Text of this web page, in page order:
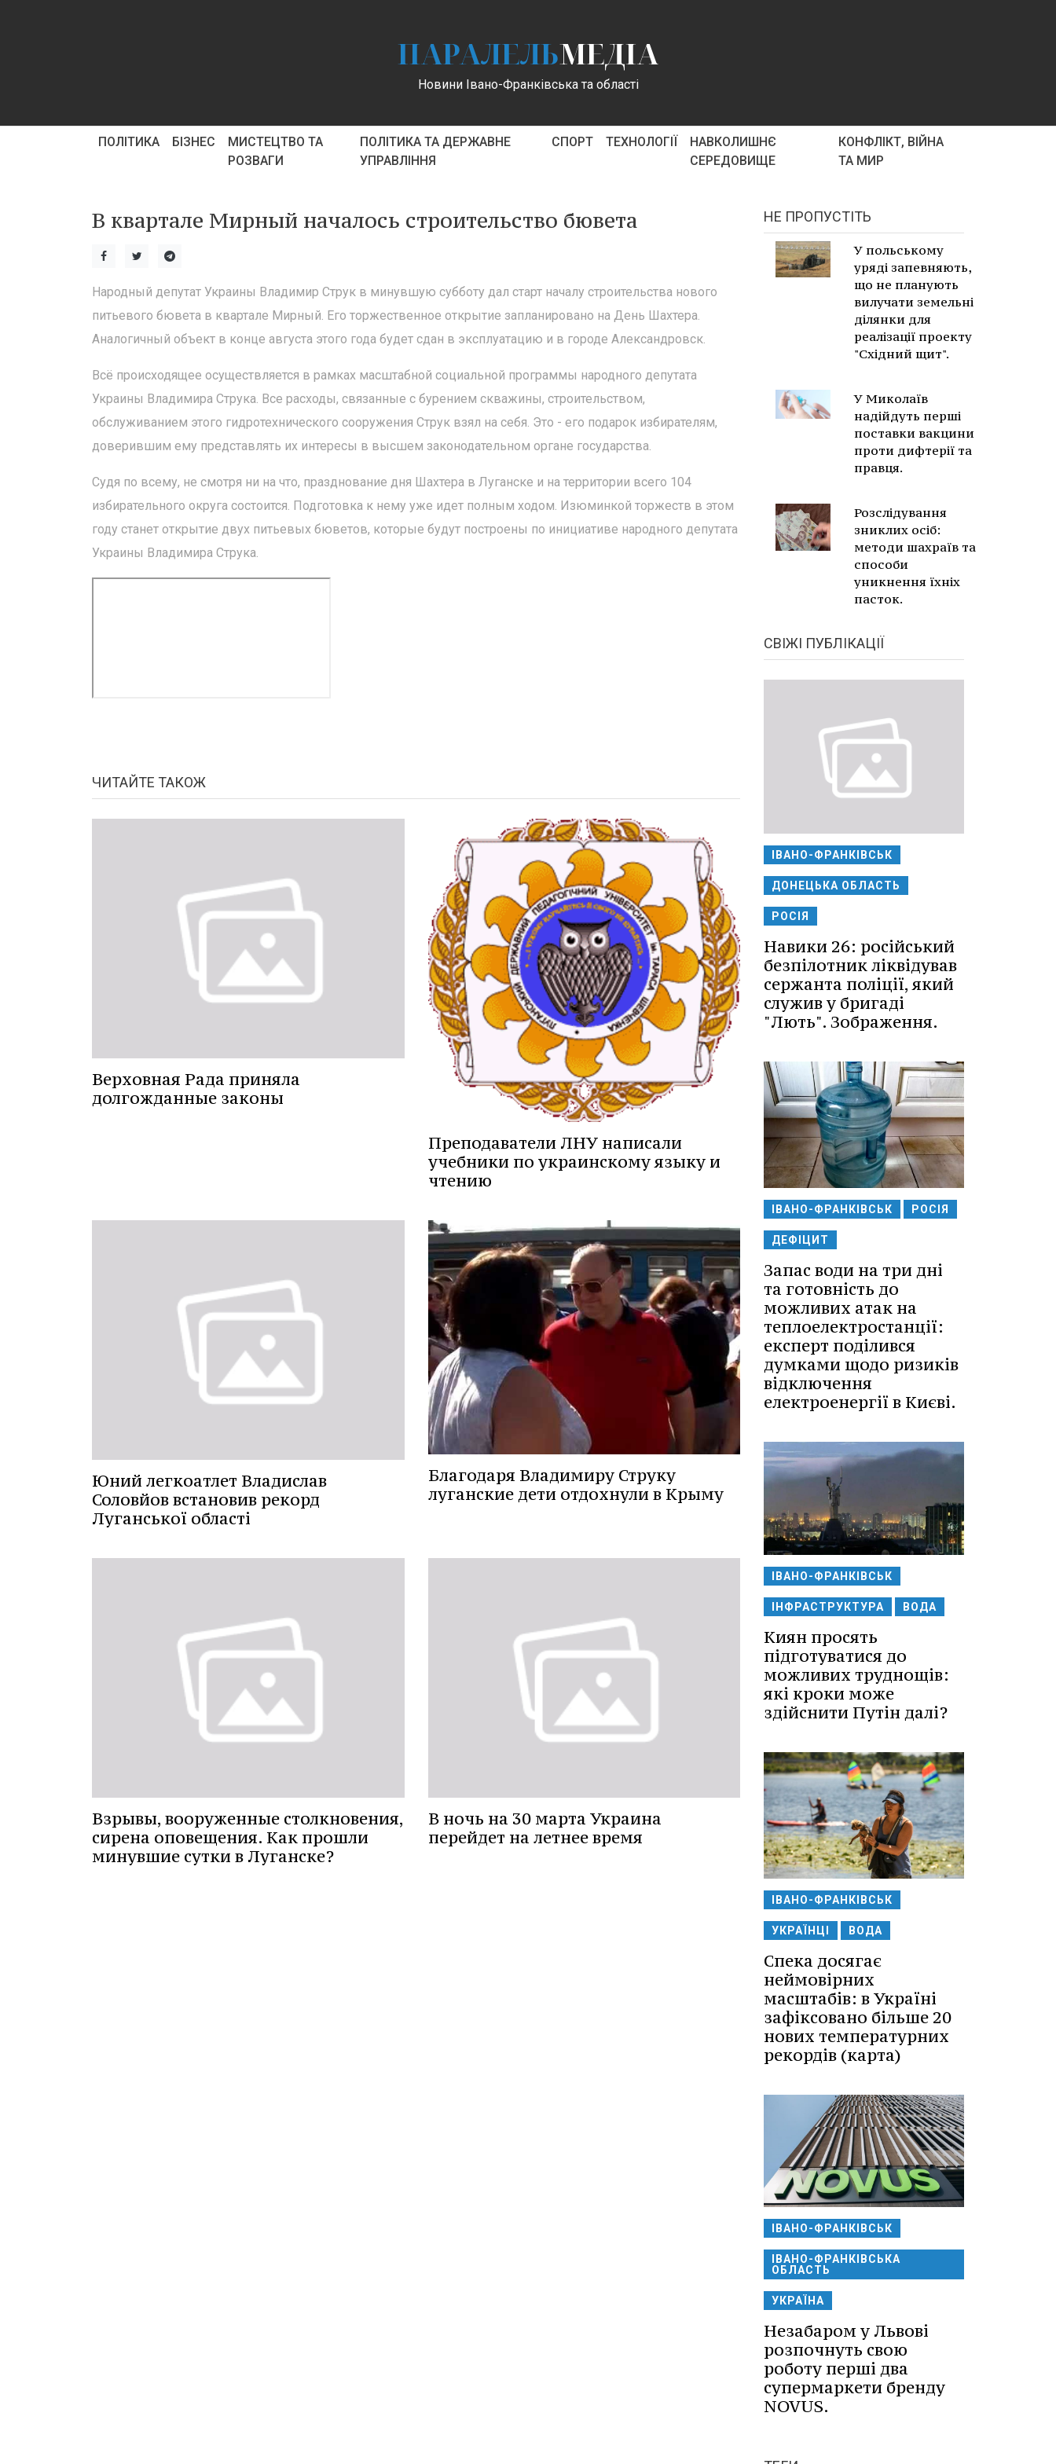
ПАРАЛЕЛЬМЕДІА
Новини Івано-Франківська та області
ПОЛІТИКА БІЗНЕС
МИСТЕЦТВО ТА
РОЗВАГИ
ПОЛІТИКА ТА ДЕРЖАВНЕ
УПРАВЛІННЯ
СПОРТ ТЕХНОЛОГІЇ
НАВКОЛИШНЄ
СЕРЕДОВИЩЕ
КОНФЛІКТ, ВІЙНА
ТА МИР
В квартале Мирный началось строительство бювета
Народный депутат Украины Владимир Струк в минувшую субботу дал старт началу строительства нового
питьевого бювета в квартале Мирный. Его торжественное открытие запланировано на День Шахтера.
Аналогичный объект в конце августа этого года будет сдан в эксплуатацию и в городе Александровск.
Всё происходящее осуществляется в рамках масштабной социальной программы народного депутата
Украины Владимира Струка. Все расходы, связанные с бурением скважины, строительством,
обслуживанием этого гидротехнического сооружения Струк взял на себя. Это - его подарок избирателям,
доверившим ему представлять их интересы в высшем законодательном органе государства.
Судя по всему, не смотря ни на что, празднование дня Шахтера в Луганске и на территории всего 104
избирательного округа состоится. Подготовка к нему уже идет полным ходом. Изюминкой торжеств в этом
году станет открытие двух питьевых бюветов, которые будут построены по инициативе народного депутата
Украины Владимира Струка.
ЧИТАЙТЕ ТАКОЖ
Верховная Рада приняла
долгожданные законы
Преподаватели ЛНУ написали
учебники по украинскому языку и
чтению
Юний легкоатлет Владислав
Соловйов встановив рекорд
Луганської області
Благодаря Владимиру Струку
луганские дети отдохнули в Крыму
Взрывы, вооруженные столкновения,
сирена оповещения. Как прошли
минувшие сутки в Луганске?
В ночь на 30 марта Украина
перейдет на летнее время
НЕ ПРОПУСТІТЬ
У польському
уряді запевняють,
що не планують
вилучати земельні
ділянки для
реалізації проекту
"Східний щит".
У Миколаїв
надійдуть перші
поставки вакцини
проти дифтерії та
правця.
Розслідування
зниклих осіб:
методи шахраїв та
способи
уникнення їхніх
пасток.
СВІЖІ ПУБЛІКАЦІЇ
ІВАНО-ФРАНКІВСЬК
ДОНЕЦЬКА ОБЛАСТЬ
РОСІЯ
Навики 26: російський
безпілотник ліквідував
сержанта поліції, який
служив у бригаді
"Лють". Зображення.
ІВАНО-ФРАНКІВСЬК РОСІЯ
ДЕФІЦИТ
Запас води на три дні
та готовність до
можливих атак на
теплоелектростанції:
експерт поділився
думками щодо ризиків
відключення
електроенергії в Києві.
ІВАНО-ФРАНКІВСЬК
ІНФРАСТРУКТУРА ВОДА
Киян просять
підготуватися до
можливих труднощів:
які кроки може
здійснити Путін далі?
ІВАНО-ФРАНКІВСЬК
УКРАЇНЦІ ВОДА
Спека досягає
неймовірних
масштабів: в Україні
зафіксовано більше 20
нових температурних
рекордів (карта)
ІВАНО-ФРАНКІВСЬК
ІВАНО-ФРАНКІВСЬКА
ОБЛАСТЬ
УКРАЇНА
Незабаром у Львові
розпочнуть свою
роботу перші два
супермаркети бренду
NOVUS.